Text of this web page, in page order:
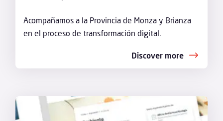
Acompañamos a la Provincia de Monza y Brianza
en el proceso de transformación digital.
Discover more